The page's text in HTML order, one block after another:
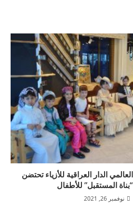
الدار العراقية للأزياء تحتضن
المستقبل” للأطفال
نوفمبر 26, 2021